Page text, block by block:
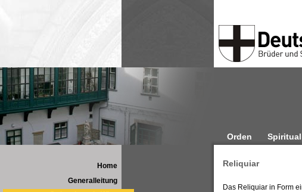
Orden
Home
Generalleitung
Reliquiar
Das Reliquiar in Form